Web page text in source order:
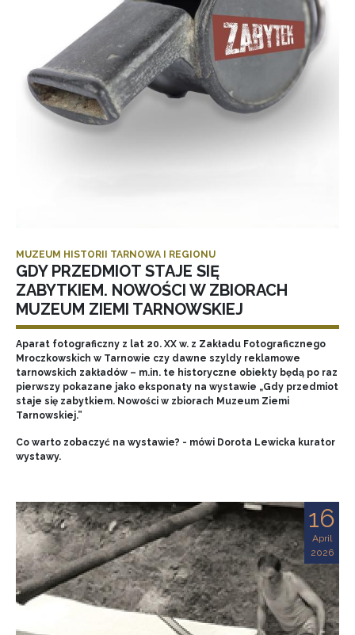
MUZEUM HISTORII TARNOWA I REGIONU
GDY PRZEDMIOT STAJE SIĘ
ZABYTKIEM. NOWOŚCI W ZBIORACH
MUZEUM ZIEMI TARNOWSKIEJ
Aparat fotograficzny z lat 20. XX w. z Zakładu Fotograficznego
Mroczkowskich w Tarnowie czy dawne szyldy reklamowe
tarnowskich zakładów – m.in. te historyczne obiekty będą po raz
pierwszy pokazane jako eksponaty na wystawie „Gdy przedmiot
staje się zabytkiem. Nowości w zbiorach Muzeum Ziemi
Tarnowskiej.”
Co warto zobaczyć na wystawie? - mówi Dorota Lewicka kurator
wystawy.
16
April
2026